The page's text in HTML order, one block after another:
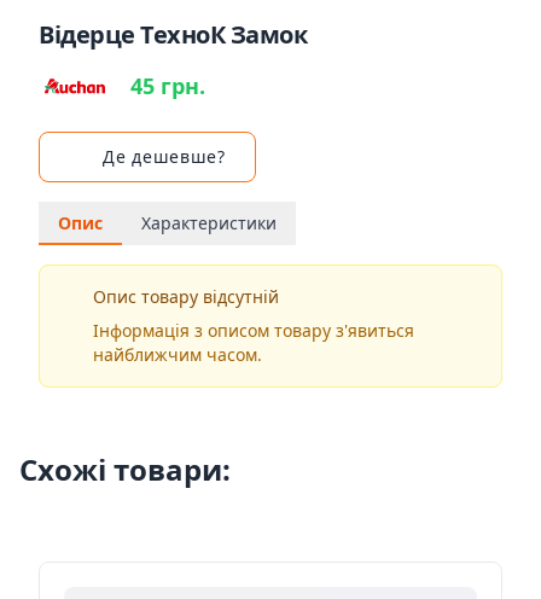
Відерце ТехноК Замок
45 грн.
Де дешевше?
Опис Характеристики
Опис товару відсутній
Інформація з описом товару з'явиться
найближчим часом.
Схожі товари: